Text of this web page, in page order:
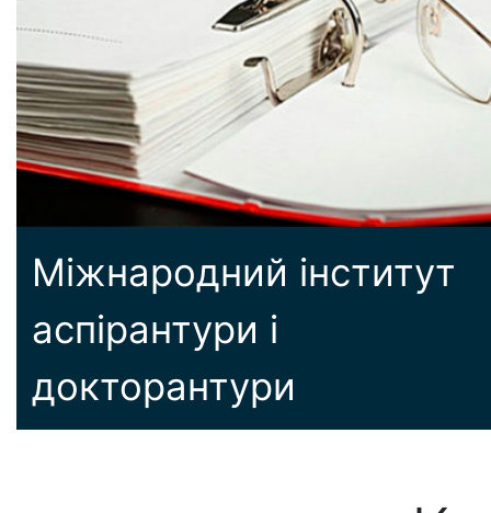
Міжнародний інститут
аспірантури і
докторантури